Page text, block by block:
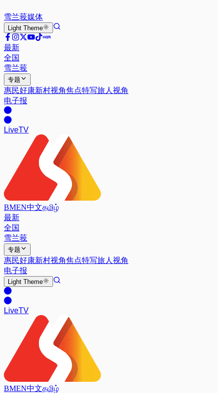
雪兰莪媒体
Light Theme
最新
全国
雪兰莪
专题
惠民好康新村视角焦点特写旅人视角
电子报
LiveTV
BMEN中文தமிழ்
最新
全国
雪兰莪
专题
惠民好康新村视角焦点特写旅人视角
电子报
Light Theme
LiveTV
BMEN中文தமிழ்